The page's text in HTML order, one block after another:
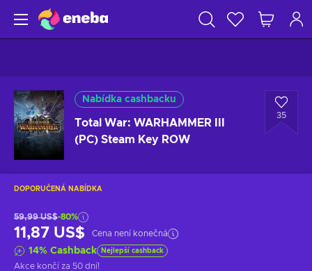
Nabídka cashbacku
Total War: WARHAMMER III
(PC) Steam Key ROW
35
DOPORUČENÁ NABÍDKA
59,99 US$-80%
11,87 US$ Cena není konečná
14% Cashback Nejlepší cashback
Akce končí za 50 dní!